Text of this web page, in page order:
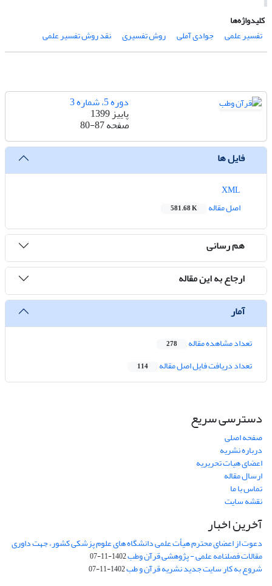
کلیدواژه‌ها
تفسیر علمی
جوادی آملی روش تفسیری نقد روش تفسیر علمی
دوره 5، شماره 3
پاییز 1399
صفحه80-87
فایل ها
اصل مقاله
581.68 K
هم رسانی
ارجاع به این مقاله
آمار
تعداد مشاهده مقاله 278
تعداد دریافت فایل اصل مقاله 114
دسترسی سریع
صفحه اصلی
درباره نشریه
اعضای هیات تحریریه
ارسال مقاله
تماس با ما
نقشه سایت
آخرین اخبار
دعوت از اعضای محترم هیأت علمی دانشگاه های علوم پزشکی کشور، جهت داوری
مقالات فصلنامه علمی - پژوهشی قرآن وطب1402-11-07
شروع به کار سایت جدید نشریه قرآن و طب1402-11-07